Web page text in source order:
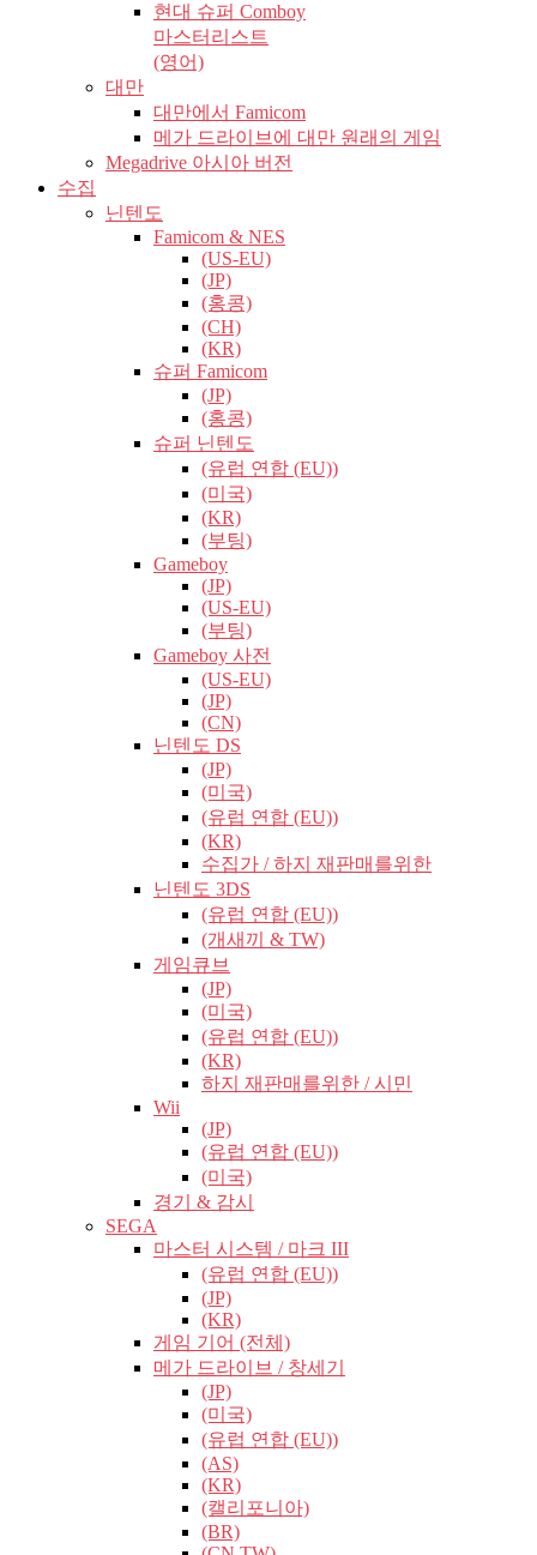
현대 슈퍼 Comboy
마스터리스트
(영어)
대만
대만에서 Famicom
메가 드라이브에 대만 원래의 게임
Megadrive 아시아 버전
수집
닌텐도
Famicom & NES
(US-EU)
(JP)
(홍콩)
(CH)
(KR)
슈퍼 Famicom
(JP)
(홍콩)
슈퍼 닌텐도
(유럽​​ 연합 (EU))
(미국)
(KR)
(부팅)
Gameboy
(JP)
(US-EU)
(부팅)
Gameboy 사전
(US-EU)
(JP)
(CN)
닌텐도 DS
(JP)
(미국)
(유럽​​ 연합 (EU))
(KR)
수집가 / 하지 재판매를위한
닌텐도 3DS
(유럽​​ 연합 (EU))
(개새끼 & TW)
게임큐브
(JP)
(미국)
(유럽​​ 연합 (EU))
(KR)
하지 재판매를위한 / 시민
Wii
(JP)
(유럽​​ 연합 (EU))
(미국)
경기 & 감시
SEGA
마스터 시스템 / 마크 III
(유럽​​ 연합 (EU))
(JP)
(KR)
게임 기어 (전체)
메가 드라이브 / 창세기
(JP)
(미국)
(유럽​​ 연합 (EU))
(AS)
(KR)
(캘리포니아)
(BR)